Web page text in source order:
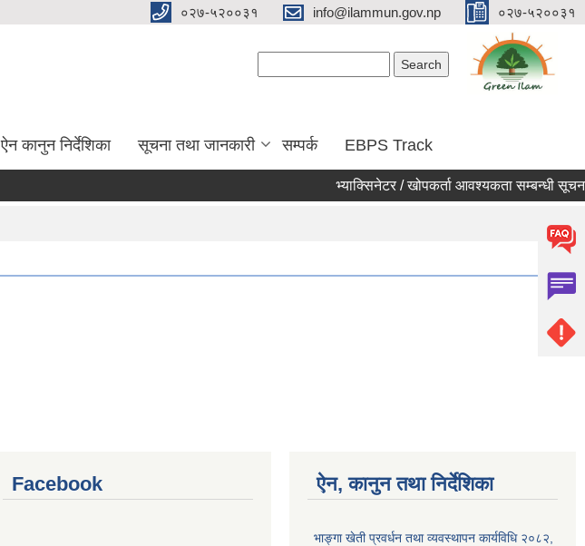
०२७-५२००३१ info@ilammun.gov.np ०२७-५२००३१
ऐन कानुन निर्देशिका सूचना तथा जानकारी सम्पर्क EBPS Track
भ्याक्सिनेटर / खोपकर्ता आवश्यकता सम्बन्धी सूचना ।
Facebook ऐन, कानुन तथा निर्देशिका
भाङ्गा खेती प्रवर्धन तथा व्यवस्थापन कार्यविधि २०८२,